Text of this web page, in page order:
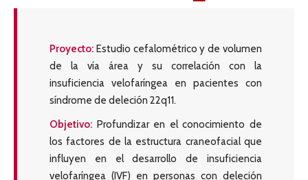
Proyecto: Estudio cefalométrico y de volumen
de la vía área y su correlación con la
insuficiencia velofaríngea en pacientes con
síndrome de deleción 22q11.
Objetivo: Profundizar en el conocimiento de
los factores de la estructura craneofacial que
influyen en el desarrollo de insuficiencia
velofaríngea (IVF) en personas con deleción